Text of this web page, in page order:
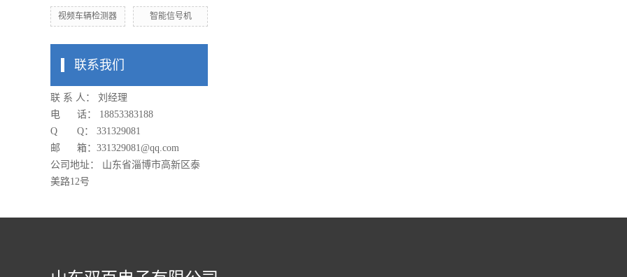
视频车辆检测器 智能信号机
联系我们
联 系 人： 刘经理
电 话： 18853383188
Q Q： 331329081
邮 箱： 331329081@qq.com
公司地址： 山东省淄博市高新区泰
美路12号